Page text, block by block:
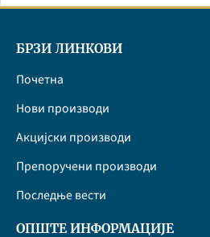
БРЗИ ЛИНКОВИ
Почетна
Нови производи
Акцијски производи
Препоручени производи
Последње вести
ОПШТЕ ИНФОРМАЦИЈЕ